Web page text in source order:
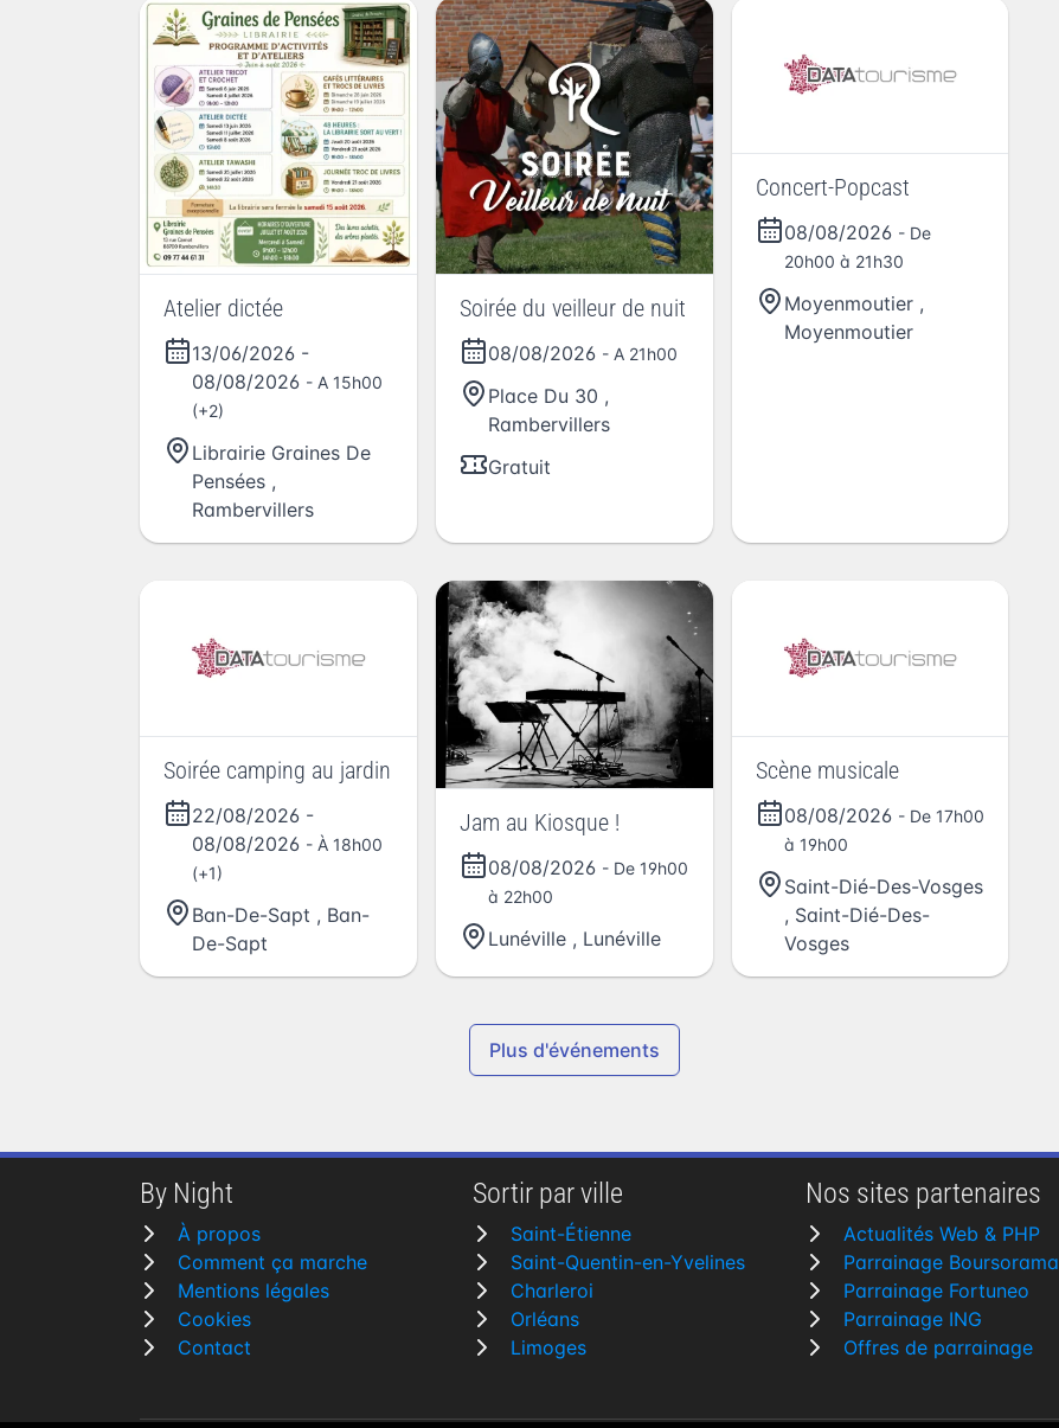
Atelier dictée
13/06/2026 -
08/08/2026 - A 15h00
(+2)
Librairie Graines De
Pensées ,
Rambervillers
Soirée du veilleur de nuit
08/08/2026 - A 21h00
Place Du 30 ,
Rambervillers
Gratuit
Concert-Popcast
08/08/2026 - De
20h00 à 21h30
Moyenmoutier ,
Moyenmoutier
Soirée camping au jardin
22/08/2026 -
08/08/2026 - À 18h00
(+1)
Ban-De-Sapt , Ban-
De-Sapt
Jam au Kiosque !
08/08/2026 - De 19h00
à 22h00
Lunéville , Lunéville
Scène musicale
08/08/2026 - De 17h00
à 19h00
Saint-Dié-Des-Vosges
, Saint-Dié-Des-
Vosges
Plus d'événements
By Night
À propos
Comment ça marche
Mentions légales
Cookies
Contact
Sortir par ville
Saint-Étienne
Saint-Quentin-en-Yvelines
Charleroi
Orléans
Limoges
Nos sites partenaires
Actualités Web & PHP
Parrainage Boursorama
Parrainage Fortuneo
Parrainage ING
Offres de parrainage